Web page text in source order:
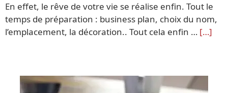
En effet, le rêve de votre vie se réalise enfin. Tout le
temps de préparation : business plan, choix du nom,
l’emplacement, la décoration.. Tout cela enfin … […]